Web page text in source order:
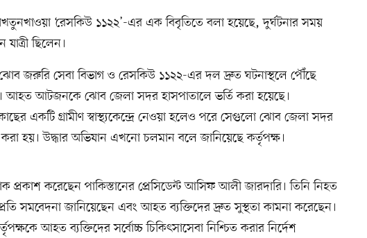
‘রেসকিউ ১১২২’-এর এক বিবৃতিতে বলা হয়েছে, দুর্ঘটনার সময়
ছিলেন।
জরুরি সেবা বিভাগ ও রেসকিউ ১১২২-এর দল দ্রুত ঘটনাস্থলে পৌঁছে
আহত আটজনকে ঝোব জেলা সদর হাসপাতালে ভর্তি করা হয়েছে।
একটি গ্রামীণ স্বাস্থ্যকেন্দ্রে নেওয়া হলেও পরে সেগুলো ঝোব জেলা সদর
করা হয়। উদ্ধার অভিযান এখনো চলমান বলে জানিয়েছে কর্তৃপক্ষ।
প্রকাশ করেছেন পাকিস্তানের প্রেসিডেন্ট আসিফ আলী জারদারি। তিনি নিহত
সমবেদনা জানিয়েছেন এবং আহত ব্যক্তিদের দ্রুত সুস্থতা কামনা করেছেন।
আহত ব্যক্তিদের সর্বোচ্চ চিকিৎসাসেবা নিশ্চিত করার নির্দেশ